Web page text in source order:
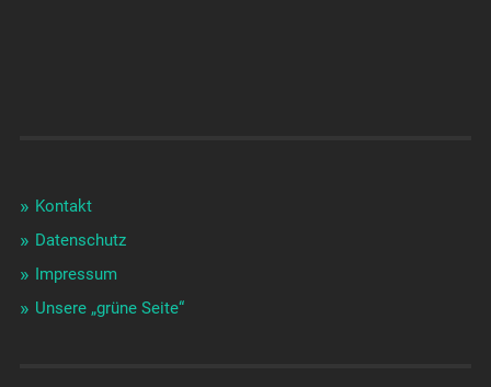
Kontakt
Datenschutz
Impressum
Unsere „grüne Seite“